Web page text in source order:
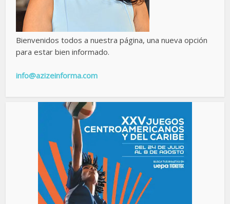
Bienvenidos todos a nuestra página, una nueva opción
para estar bien informado.
info@azizeinforma.com